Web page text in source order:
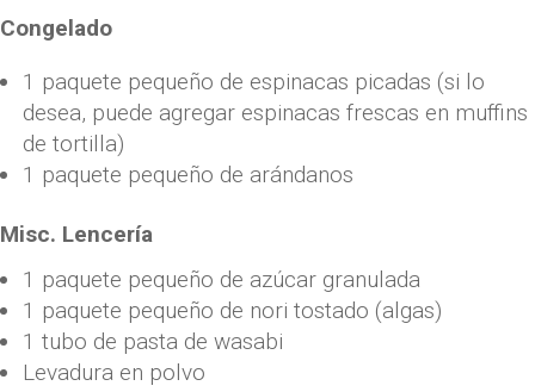
Congelado
1 paquete pequeño de espinacas picadas (si lo
desea, puede agregar espinacas frescas en muffins
de tortilla)
1 paquete pequeño de arándanos
Misc. Lencería
1 paquete pequeño de azúcar granulada
1 paquete pequeño de nori tostado (algas)
1 tubo de pasta de wasabi
Levadura en polvo